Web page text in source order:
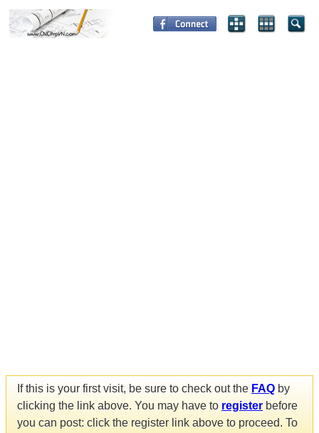
If this is your first visit, be sure to check out the FAQ by
clicking the link above. You may have to register before
you can post: click the register link above to proceed. To